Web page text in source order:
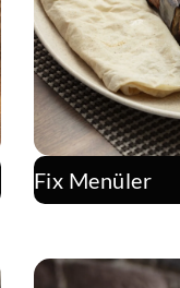
Fix Menüler